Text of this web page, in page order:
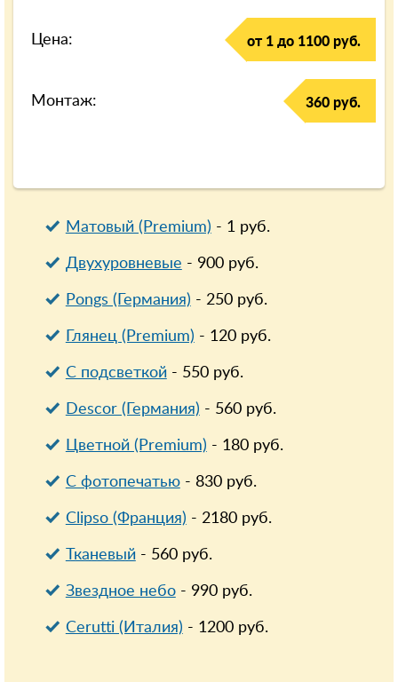
Цена: от 1 до 1100 руб.
Монтаж: 360 руб.
Матовый (Premium) - 1руб.
Двухуровневые - 900руб.
Pongs (Германия) - 250руб.
Глянец (Premium) - 120руб.
С подсветкой- 550руб.
Descor (Германия) - 560руб.
Цветной (Premium) - 180руб.
С фотопечатью- 830руб.
Clipso (Франция) - 2180руб.
Тканевый- 560руб.
Звездное небо- 990руб.
Cerutti (Италия) - 1200руб.